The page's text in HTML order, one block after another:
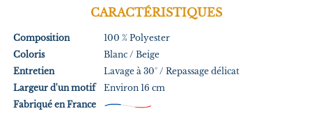
CARACTÉRISTIQUES
Composition
Coloris
Entretien
Largeur d'un motif
Fabriqué en France
100 % Polyester
Blanc / Beige
Lavage à 30° / Repassage délicat
Environ 16 cm